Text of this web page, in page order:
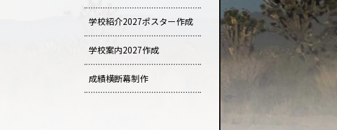
学校紹介2027ポスター作成
学校案内2027作成
成績横断幕制作